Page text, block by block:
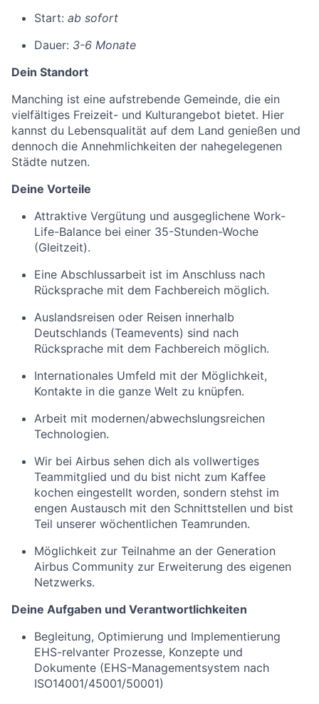
Start: ab sofort
Dauer: 3-6 Monate
Dein Standort
Manching ist eine aufstrebende Gemeinde, die ein
vielfältiges Freizeit- und Kulturangebot bietet. Hier
kannst du Lebensqualität auf dem Land genießen und
dennoch die Annehmlichkeiten der nahegelegenen
Städte nutzen.
Deine Vorteile
Attraktive Vergütung und ausgeglichene Work-
Life-Balance bei einer 35-Stunden-Woche
(Gleitzeit).
Eine Abschlussarbeit ist im Anschluss nach
Rücksprache mit dem Fachbereich möglich.
Auslandsreisen oder Reisen innerhalb
Deutschlands (Teamevents) sind nach
Rücksprache mit dem Fachbereich möglich.
Internationales Umfeld mit der Möglichkeit,
Kontakte in die ganze Welt zu knüpfen.
Arbeit mit modernen/abwechslungsreichen
Technologien.
Wir bei Airbus sehen dich als vollwertiges
Teammitglied und du bist nicht zum Kaffee
kochen eingestellt worden, sondern stehst im
engen Austausch mit den Schnittstellen und bist
Teil unserer wöchentlichen Teamrunden.
Möglichkeit zur Teilnahme an der Generation
Airbus Community zur Erweiterung des eigenen
Netzwerks.
Deine Aufgaben und Verantwortlichkeiten
Begleitung, Optimierung und Implementierung
EHS-relvanter Prozesse, Konzepte und
Dokumente (EHS-Managementsystem nach
ISO14001/45001/50001)